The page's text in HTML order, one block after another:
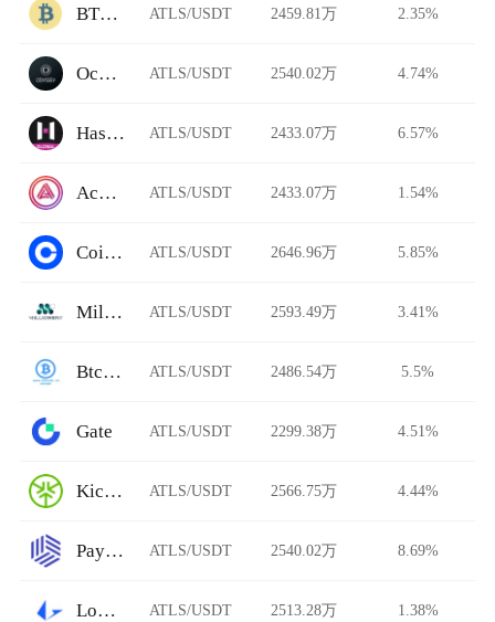
BTCTradeUA ATLS/USDT 2459.81万 2.35%
Ocnex ATLS/USDT 2540.02万 4.74%
HashKey Global ATLS/USDT 2433.07万 6.57%
Acala Swap ATLS/USDT 2433.07万 1.54%
Coinbase Pro ATLS/USDT 2646.96万 5.85%
Millionero ATLS/USDT 2593.49万 3.41%
BtcTrade ATLS/USDT 2486.54万 5.5%
Gate ATLS/USDT 2299.38万 4.51%
KickEX ATLS/USDT 2566.75万 4.44%
Paymium ATLS/USDT 2540.02万 8.69%
Loopring AMM ATLS/USDT 2513.28万 1.38%